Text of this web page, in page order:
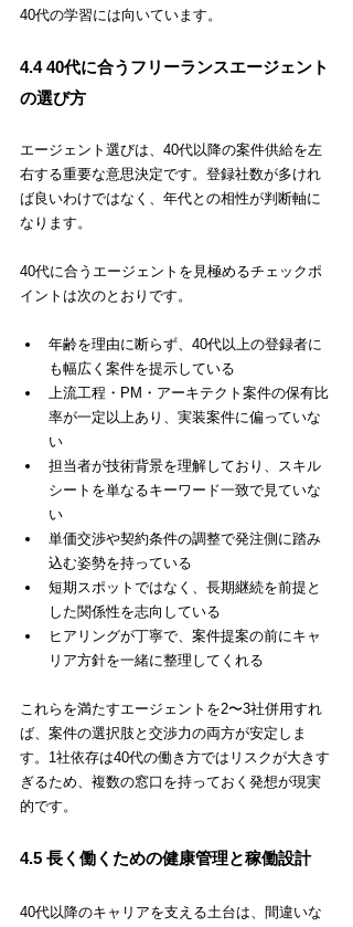
40代の学習には向いています。
4.4 40代に合うフリーランスエージェント
の選び方
エージェント選びは、40代以降の案件供給を左
右する重要な意思決定です。登録社数が多けれ
ば良いわけではなく、年代との相性が判断軸に
なります。
40代に合うエージェントを見極めるチェックポ
イントは次のとおりです。
年齢を理由に断らず、40代以上の登録者に
も幅広く案件を提示している
上流工程・PM・アーキテクト案件の保有比
率が一定以上あり、実装案件に偏っていな
い
担当者が技術背景を理解しており、スキル
シートを単なるキーワード一致で見ていな
い
単価交渉や契約条件の調整で発注側に踏み
込む姿勢を持っている
短期スポットではなく、長期継続を前提と
した関係性を志向している
ヒアリングが丁寧で、案件提案の前にキャ
リア方針を一緒に整理してくれる
これらを満たすエージェントを2〜3社併用すれ
ば、案件の選択肢と交渉力の両方が安定しま
す。1社依存は40代の働き方ではリスクが大きす
ぎるため、複数の窓口を持っておく発想が現実
的です。
4.5 長く働くための健康管理と稼働設計
40代以降のキャリアを支える土台は、間違いな